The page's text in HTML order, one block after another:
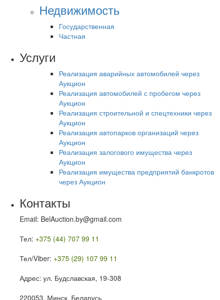
Недвижимость
Государственная
Частная
Услуги
Реализация аварийных автомобилей через
Аукцион
Реализация автомобилей с пробегом через
Аукцион
Реализация строительной и спецтехники через
Аукцион
Реализация автопарков организаций через
Аукцион
Реализация залогового имущества через
Аукцион
Реализация имущества предприятий банкротов
через Аукцион
Контакты
Email: BelAuction.by@gmail.com
Тел: +375 (44) 707 99 11
Тел/Viber: +375 (29) 107 99 11
Адрес: ул. Будславская, 19-308
220053, Минск, Беларусь